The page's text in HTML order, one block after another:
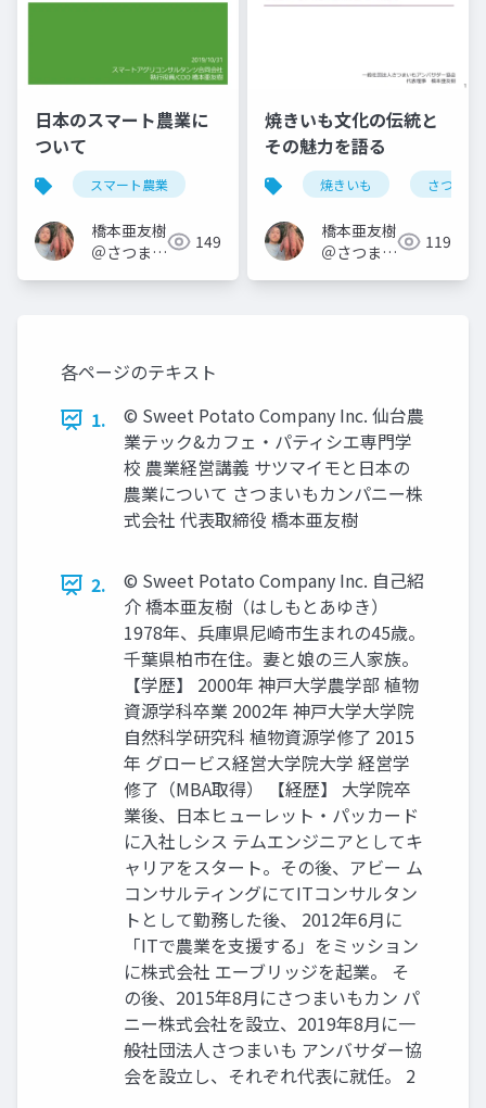
日本のスマート農業に
ついて
スマート農業
橋本亜友樹
＠さつまい
149
焼きいも文化の伝統と
その魅力を語る
焼きいも さつまい
橋本亜友樹
＠さつまい
119
各ページのテキスト
1.
© Sweet Potato Company Inc. 仙台農
業テック&カフェ・パティシエ専門学
校 農業経営講義 サツマイモと日本の
農業について さつまいもカンパニー株
式会社 代表取締役 橋本亜友樹
2.
© Sweet Potato Company Inc. 自己紹
介 橋本亜友樹（はしもとあゆき）
1978年、兵庫県尼崎市生まれの45歳。
千葉県柏市在住。妻と娘の三人家族。
【学歴】 2000年 神戸大学農学部 植物
資源学科卒業 2002年 神戸大学大学院
自然科学研究科 植物資源学修了 2015
年 グロービス経営大学院大学 経営学
修了（MBA取得） 【経歴】 大学院卒
業後、日本ヒューレット・パッカード
に入社しシス テムエンジニアとしてキ
ャリアをスタート。その後、アビー ム
コンサルティングにてITコンサルタン
トとして勤務した後、 2012年6月に
「ITで農業を支援する」をミッション
に株式会社 エーブリッジを起業。 そ
の後、2015年8月にさつまいもカン パ
ニー株式会社を設立、2019年8月に一
般社団法人さつまいも アンバサダー協
会を設立し、それぞれ代表に就任。 2